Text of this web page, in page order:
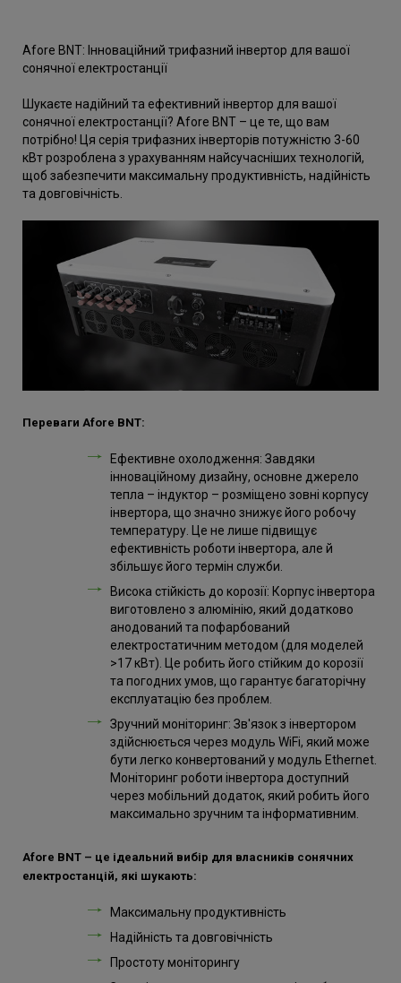
Afore BNT: Інноваційний трифазний інвертор для вашої
сонячної електростанції
Шукаєте надійний та ефективний інвертор для вашої
сонячної електростанції? Afore BNT – це те, що вам
потрібно! Ця серія трифазних інверторів потужністю 3-60
кВт розроблена з урахуванням найсучасніших технологій,
щоб забезпечити максимальну продуктивність, надійність
та довговічність.
Переваги Afore BNT:
Ефективне охолодження: Завдяки
інноваційному дизайну, основне джерело
тепла – індуктор – розміщено зовні корпусу
інвертора, що значно знижує його робочу
температуру. Це не лише підвищує
ефективність роботи інвертора, але й
збільшує його термін служби.
Висока стійкість до корозії: Корпус інвертора
виготовлено з алюмінію, який додатково
анодований та пофарбований
електростатичним методом (для моделей
>17 кВт). Це робить його стійким до корозії
та погодних умов, що гарантує багаторічну
експлуатацію без проблем.
Зручний моніторинг: Зв'язок з інвертором
здійснюється через модуль WiFi, який може
бути легко конвертований у модуль Ethernet.
Моніторинг роботи інвертора доступний
через мобільний додаток, який робить його
максимально зручним та інформативним.
Afore BNT – це ідеальний вибір для власників сонячних
електростанцій, які шукають:
Максимальну продуктивність
Надійність та довговічність
Простоту моніторингу